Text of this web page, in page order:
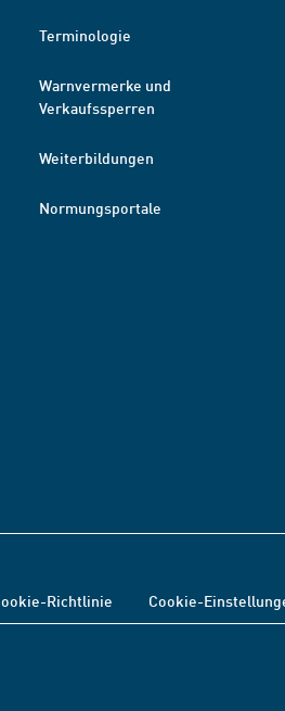
Terminologie
Warnvermerke und
Verkaufssperren
Weiterbildungen
Normungsportale
Richtlinie Cookie-